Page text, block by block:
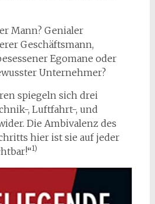
Mann? Genialer
Geschäftsmann,
Egomane oder
Unternehmer?
spiegeln sich drei
, Luftfahrt-, und
Die Ambivalenz des
hier ist sie auf jeder
1)